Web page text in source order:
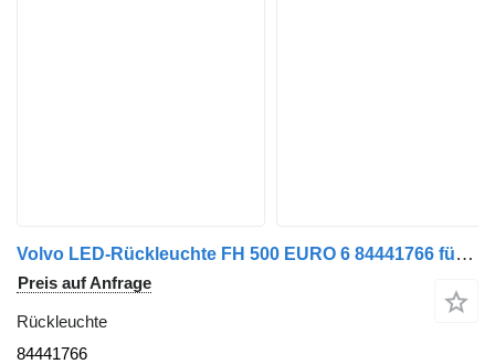
Volvo LED-Rückleuchte FH 500 EURO 6 84441766 für Sattelzugmaschine
Preis auf Anfrage
Rückleuchte
84441766